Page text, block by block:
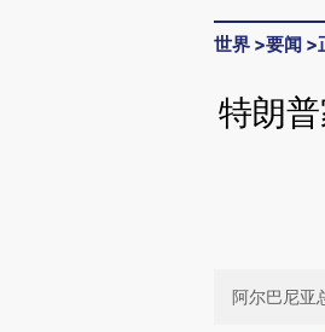
世界 >要闻 >
特朗
阿尔巴尼亚